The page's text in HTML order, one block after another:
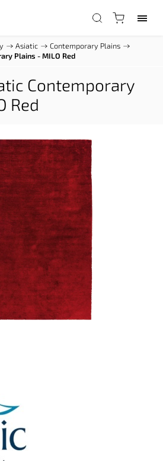
/ Asiatic / Contemporary Plains /
Plains - MILO Red
Contemporary
Red